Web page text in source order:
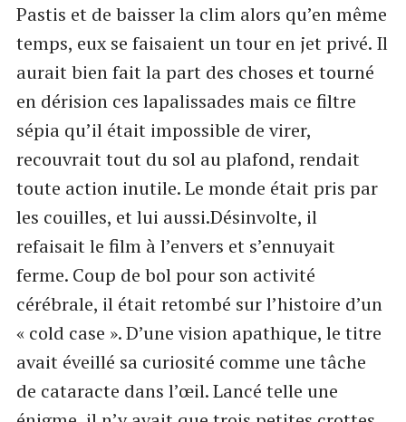
Pastis et de baisser la clim alors qu’en même
temps, eux se faisaient un tour en jet privé. Il
aurait bien fait la part des choses et tourné
en dérision ces lapalissades mais ce filtre
sépia qu’il était impossible de virer,
recouvrait tout du sol au plafond, rendait
toute action inutile. Le monde était pris par
les couilles, et lui aussi.Désinvolte, il
refaisait le film à l’envers et s’ennuyait
ferme. Coup de bol pour son activité
cérébrale, il était retombé sur l’histoire d’un
« cold case ». D’une vision apathique, le titre
avait éveillé sa curiosité comme une tâche
de cataracte dans l’œil. Lancé telle une